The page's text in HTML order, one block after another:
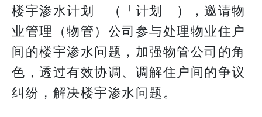
楼宇渗水计划」（「计划」），邀请物
业管理（物管）公司参与处理物业住户
间的楼宇渗水问题，加强物管公司的角
色，透过有效协调、调解住户间的争议
纠纷，解决楼宇渗水问题。